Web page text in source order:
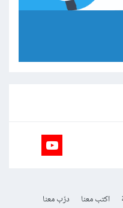
اكتب معنا
درّب معنا